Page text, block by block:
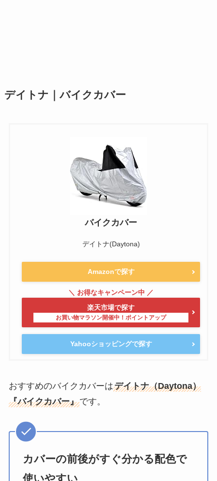
デイトナ｜バイクカバー
バイクカバー
デイトナ(Daytona)
Amazonで探す
楽天市場で探す
Yahooショッピングで探す
おすすめのバイクカバーはデイトナ（Daytona）
『バイクカバー』です。
カバーの前後がすぐ分かる配色で
使いやすい